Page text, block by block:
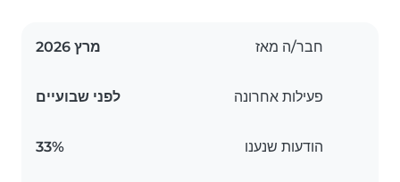
חבר/ה מאז מרץ 2026
פעילות אחרונה לפני שבועיים
הודעות שנענו 33%